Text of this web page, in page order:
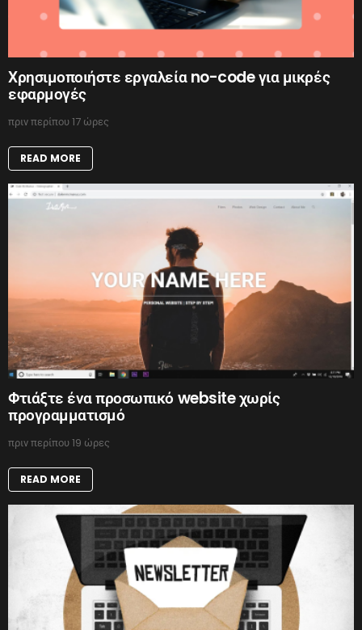
Χρησιμοποιήστε εργαλεία no-code για μικρές
εφαρμογές
πριν περίπου 17 ώρες
READ MORE
Φτιάξτε ένα προσωπικό website χωρίς
προγραμματισμό
πριν περίπου 19 ώρες
READ MORE